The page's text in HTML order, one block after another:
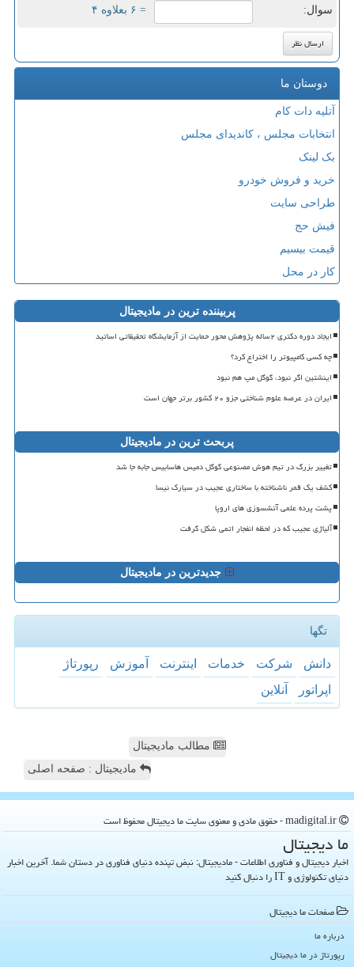
سوال: = ۶ بعلاوه ۴
دوستان ما
آتلیه دات کام
انتخابات مجلس ، کاندیدای مجلس
بک لینک
خرید و فروش خودرو
طراحی سایت
فیش حج
قیمت بیسیم
کار در محل
پربیننده ترین در مادیجیتال
ایجاد دوره دکتری ۲ساله پژوهش محور حمایت از آزمایشگاه تحقیقاتی اساتید
چه کسی کامپیوتر را اختراع کرد؟
اینشتین اگر نبود، گوگل مپ هم نبود
ایران در عرصه علوم شناختی جزو ۲۰ کشور برتر جهان است
پربحث ترین در مادیجیتال
تغییر بزرگ در تیم هوش مصنوعی گوگل دمیس هاسابیس جابه جا شد
کشف یک قمر ناشناخته با ساختاری عجیب در سیارک نیسا
پشت پرده علمی آتشسوزی های اروپا
آلیاژی عجیب که در لحظه انفجار اتمی شکل گرفت
جدیدترین در مادیجیتال
تگها
دانش شركت خدمات اینترنت آموزش
رپورتاژ
اپراتور
آنلاین
مطالب مادیجیتال
مادیجیتال : صفحه اصلی
ما دیجیتال
اخبار دیجیتال و فناوری اطلاعات - مادیجیتال: نبض تپنده دنیای فناوری در دستان شما. آخرین اخبار
دنیای تکنولوژی و IT را دنبال کنید
صفحات ما دیجیتال
درباره ما
رپورتاژ در ما دیجیتال